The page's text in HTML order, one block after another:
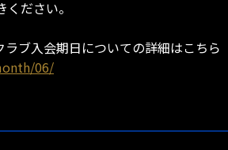
ださい。
ブ入会期日についての詳細はこちら
06/